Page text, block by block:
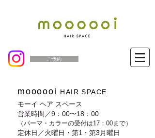
ご予約
moooooi
HAIR SPACE
モーイ ヘア スペース
営業時間／9：00〜18：00
（パーマ・カラーの受付は17：00まで）
定休日／火曜日・第1・第3月曜日